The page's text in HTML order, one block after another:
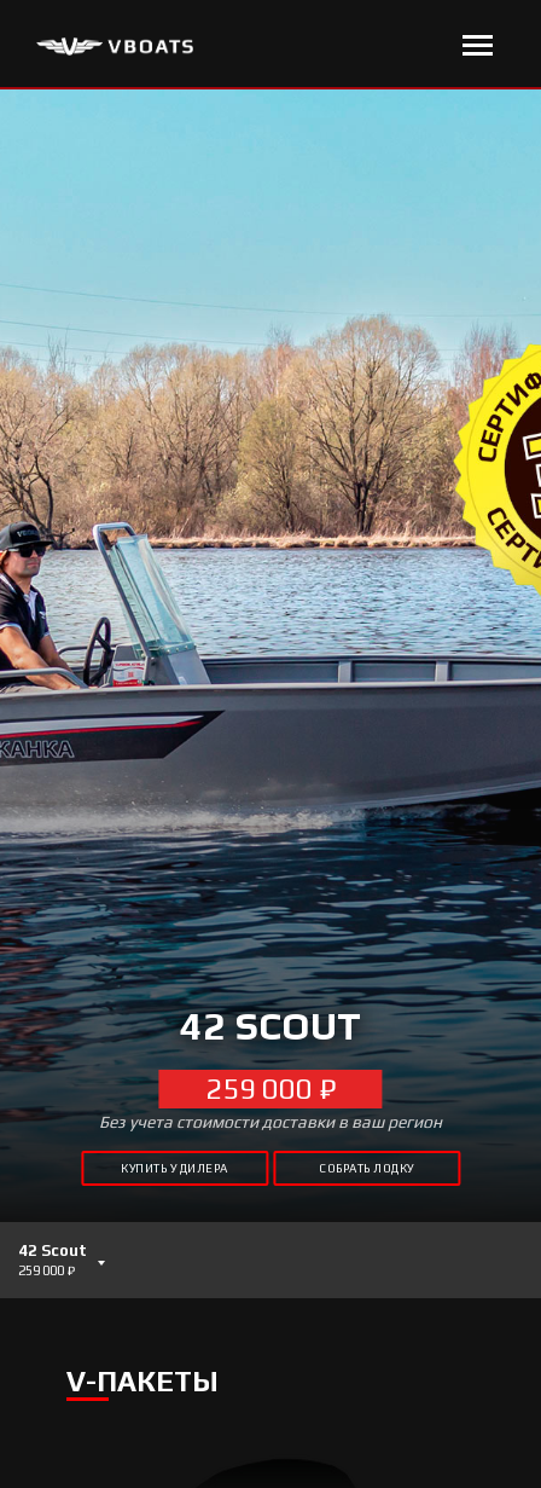
42 SCOUT
259 000 ₽
Без учета стоимости доставки в ваш регион
КУПИТЬ У ДИЛЕРА СОБРАТЬ ЛОДКУ
42 Scout
259 000 ₽
V-ПАКЕТЫ